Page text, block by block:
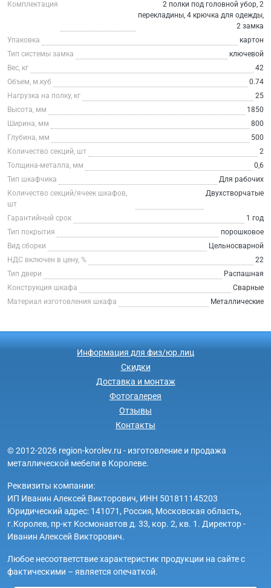
Комплектация
2 полки под головной убор, 2
перекладины, 4 крючка для одежды,
2 замка
Упаковка
картон
Тип системы замка
ключевой
Вес, кг
42
Объем, м.куб
0.74
Нагрузка на полку, кг
25
Высота, мм
1850
Ширина, мм
800
Глубина, мм
500
Количество секций, шт
2
Толщина-металла, мм
0,6
Тип шкафчика
Для рабочих
Количество секций/ячеек шкафов,
шт
Двухстворчатые
Гарантийный срок
1 год
Тип покрытия
порошковое
Вид сборки
Цельносварной
НДС включен в цену, %
22
Тип двери
Распашная
Конструкция шкафа
Сварные
Материал изготовления шкафа
Металлические
Информация для физ/юр.лиц
Скидки
Доставка и монтаж
Фотогалерея
Отзывы
Контакты
© 2012-2026 region-korolev.ru - изготовление и продажа
металлической мебели в Королеве.
Реквизиты компании:
ИП Иванин Алексей Викторович, ИНН 501811145203
Юридический адрес: 141071, Россия, Московская область,
г.Королев, пр-кт Космонавтов д. 33, кор. 2, кв. 1. Директор -
Иванин Алексей Викторович.
Любое несоответствие характеристик продукции на сайте с
фактическими – является опечаткой.